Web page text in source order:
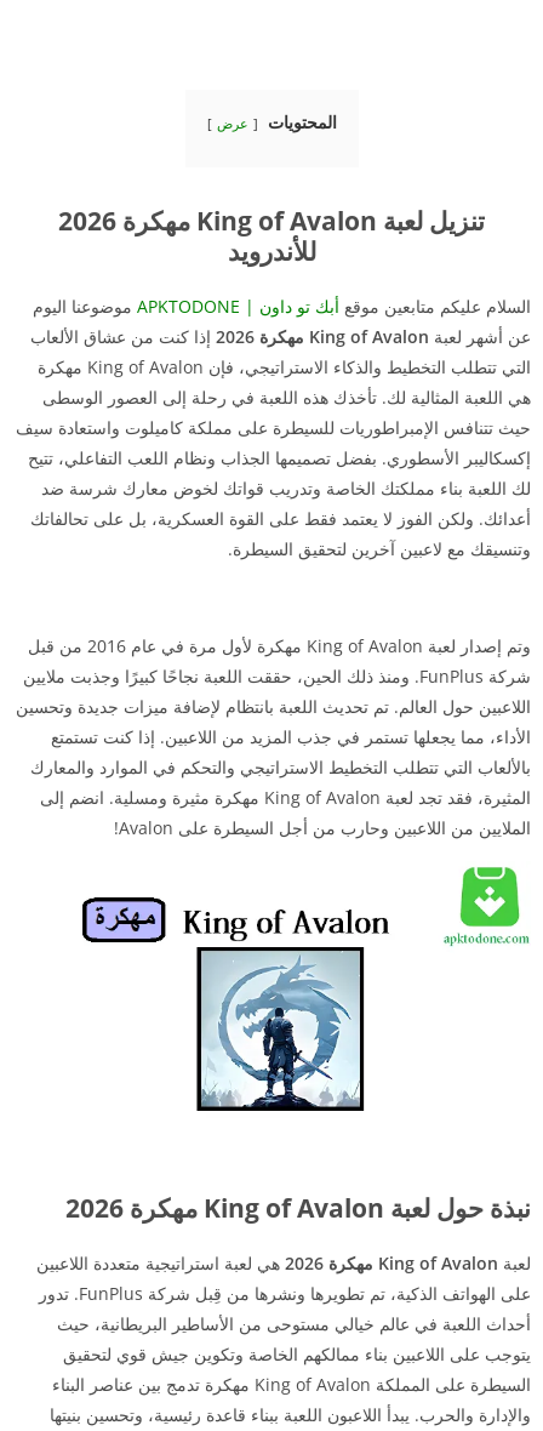
المحتويات عرض
تنزيل لعبة King of Avalon مهكرة 2026
للأندرويد
السلام عليكم متابعين موقع أبك تو داون | APKTODONE
موضوعنا اليوم
عن أشهر لعبة King of Avalon مهكرة 2026
إذا كنت من عشاق الألعاب
التي تتطلب التخطيط والذكاء الاستراتيجي، فإن King of Avalon مهكرة
هي اللعبة المثالية لك. تأخذك هذه اللعبة في رحلة إلى العصور الوسطى
حيث تتنافس الإمبراطوريات للسيطرة على مملكة كاميلوت واستعادة سيف
إكسكاليبر الأسطوري. بفضل تصميمها الجذاب ونظام اللعب التفاعلي، تتيح
لك اللعبة بناء مملكتك الخاصة وتدريب قواتك لخوض معارك شرسة ضد
أعدائك. ولكن الفوز لا يعتمد فقط على القوة العسكرية، بل على تحالفاتك
وتنسيقك مع لاعبين آخرين لتحقيق السيطرة.
وتم إصدار لعبة King of Avalon مهكرة لأول مرة في عام 2016 من قبل
شركة FunPlus. ومنذ ذلك الحين، حققت اللعبة نجاحًا كبيرًا وجذبت ملايين
اللاعبين حول العالم. تم تحديث اللعبة بانتظام لإضافة ميزات جديدة وتحسين
الأداء، مما يجعلها تستمر في جذب المزيد من اللاعبين. إذا كنت تستمتع
بالألعاب التي تتطلب التخطيط الاستراتيجي والتحكم في الموارد والمعارك
المثيرة، فقد تجد لعبة King of Avalon مهكرة مثيرة ومسلية. انضم إلى
الملايين من اللاعبين وحارب من أجل السيطرة على Avalon!
نبذة حول لعبة King of Avalon مهكرة 2026
لعبة King of Avalon مهكرة 2026
هي لعبة استراتيجية متعددة اللاعبين
على الهواتف الذكية، تم تطويرها ونشرها من قِبل شركة FunPlus. تدور
أحداث اللعبة في عالم خيالي مستوحى من الأساطير البريطانية، حيث
يتوجب على اللاعبين بناء ممالكهم الخاصة وتكوين جيش قوي لتحقيق
السيطرة على المملكة King of Avalon مهكرة تدمج بين عناصر البناء
والإدارة والحرب. يبدأ اللاعبون اللعبة ببناء قاعدة رئيسية، وتحسين بنيتها